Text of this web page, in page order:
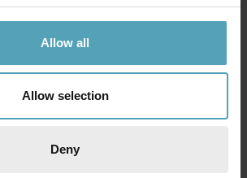
Allow all
Allow selection
Deny
LUCIDE
499 kr